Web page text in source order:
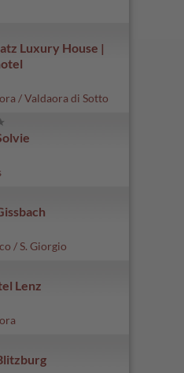
Luxury House |
/ Valdaora di Sotto
/ S. Giorgio
Lenz